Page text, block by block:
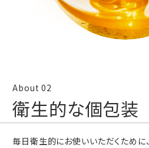
衛生的な個包装
毎日衛生的にお使いいただくために、